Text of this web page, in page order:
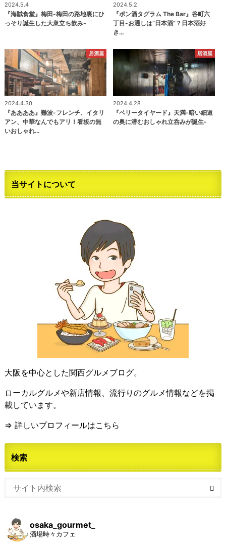
2024.5.4
『海賊食堂』梅田-梅田の路地裏にひ
っそり誕生した大衆立ち飲み-
2024.5.2
『ポン酒タグラム The Bar』谷町六
丁目-お通しは“日本酒”？日本酒好
き…
居酒屋
2024.4.30
『ああああ』難波-フレンチ、イタリ
アン、中華なんでもアリ！看板の無
いおしゃれ…
居酒屋
2024.4.28
『ベリータイヤード』天満-暗い細道
の奥に潜むおしゃれ立呑みが誕生-
当サイトについて
大阪を中心とした関西グルメブログ。
ローカルグルメや新店情報、流行りのグルメ情報などを掲
載しています。
⇒ 詳しいプロフィールはこちら
検索
osaka_gourmet_
酒場時々カフェ